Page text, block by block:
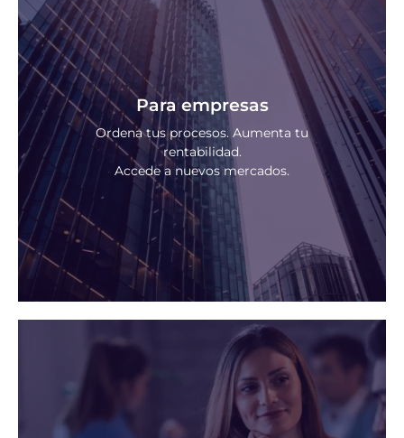
Para empresas
Ordena tus procesos. Aumenta tu
rentabilidad.
Accede a nuevos mercados.
Certificar tu empresa con la norma ISO 9001:2015
es más que un trámite. Es una herramienta
estratégica para profesionalizar tu operación,
reducir errores, mejorar la experiencia de cliente y
diferenciarte en licitaciones públicas y privadas.